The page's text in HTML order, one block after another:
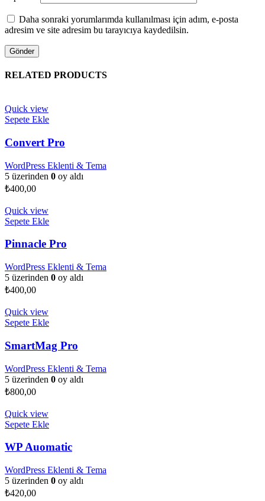
Daha sonraki yorumlarımda kullanılması için adım, e-posta
adresim ve site adresim bu tarayıcıya kaydedilsin.
RELATED PRODUCTS
Quick view
Sepete Ekle
Convert Pro
WordPress Eklenti & Tema
5 üzerinden 0 oy aldı
₺400,00
Quick view
Sepete Ekle
Pinnacle Pro
WordPress Eklenti & Tema
5 üzerinden 0 oy aldı
₺400,00
Quick view
Sepete Ekle
SmartMag Pro
WordPress Eklenti & Tema
5 üzerinden 0 oy aldı
₺800,00
Quick view
Sepete Ekle
WP Auomatic
WordPress Eklenti & Tema
5 üzerinden 0 oy aldı
₺420,00